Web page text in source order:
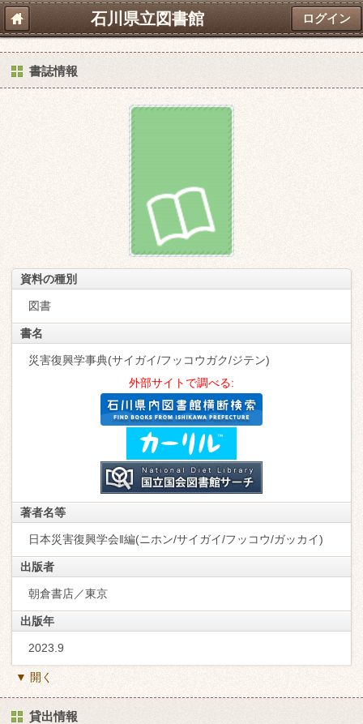
石川県立図書館 ログイン
書誌情報
資料の種別
図書
書名
災害復興学事典(サイガイ/フッコウガク/ジテン)
外部サイトで調べる:
著者名等
日本災害復興学会‖編(ニホン/サイガイ/フッコウ/ガッカイ)
出版者
朝倉書店／東京
出版年
2023.9
▼ 開く
貸出情報